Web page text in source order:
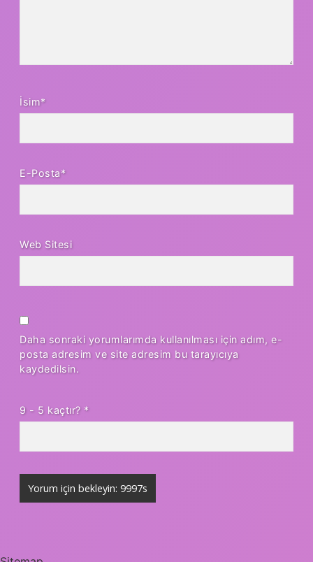
İsim*
E-Posta*
Web Sitesi
Daha sonraki yorumlarımda kullanılması için adım, e-
posta adresim ve site adresim bu tarayıcıya
kaydedilsin.
9 - 5 kaçtır? *